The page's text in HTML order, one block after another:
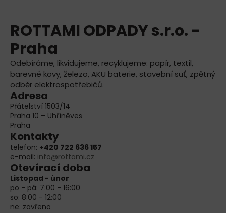
ROTTAMI ODPADY s.r.o. -
Praha
Odebíráme, likvidujeme, recyklujeme: papír, textil,
barevné kovy, železo, AKU baterie, stavební suť, zpětný
odběr elektrospotřebičů.
Adresa
Přátelství 1503/14
Praha 10 – Uhříněves
Praha
Kontakty
telefon: +420 722 636 157
e-mail: info@rottami.cz
Otevírací doba
Listopad - únor
po - pá: 7:00 - 16:00
so: 8:00 - 12:00
ne: zavřeno